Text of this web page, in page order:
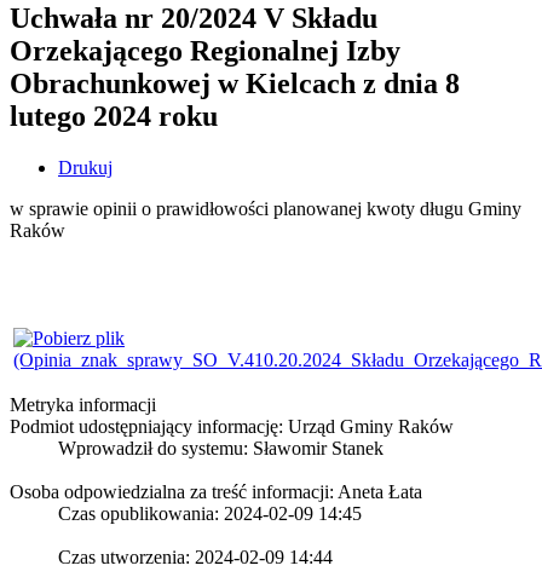
Uchwała nr 20/2024 V Składu
Orzekającego Regionalnej Izby
Obrachunkowej w Kielcach z dnia 8
lutego 2024 roku
Drukuj
w sprawie opinii o prawidłowości planowanej kwoty długu Gminy
Raków
Metryka informacji
Podmiot udostępniający informację: Urząd Gminy Raków
Wprowadził do systemu: Sławomir Stanek
Osoba odpowiedzialna za treść informacji: Aneta Łata
Czas opublikowania: 2024-02-09 14:45
Czas utworzenia: 2024-02-09 14:44